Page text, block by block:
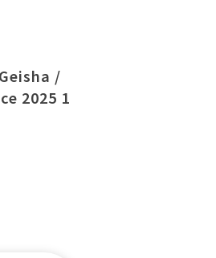
/
2025 1